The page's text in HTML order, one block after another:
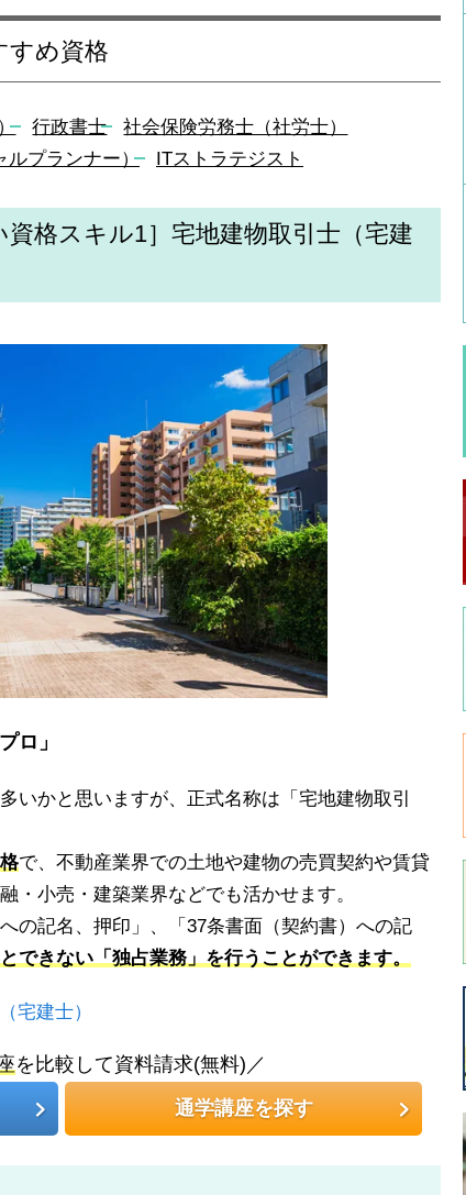
すめ資格
行政書士
社会保険労務士（社労士）
ルプランナー）
ITストラテジスト
資格スキル1］宅地建物取引士（宅建
ロ」
いかと思いますが、正式名称は「宅地建物取引
で、不動産業界での土地や建物の売買契約や賃貸
・小売・建築業界などでも活かせます。
の記名、押印」、「37条書面（契約書）への記
できない「独占業務」を行うことができます。
宅建士）
を比較して資料請求(無料)／
通学講座を探す